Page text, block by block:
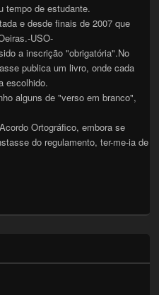
tempo de estudante.
e desde finais de 2007 que
USO-
a inscrição "obrigatória".No
publica um livro, onde cada
escolhido.
alguns de "verso em branco",
Ortográfico, embora se
do regulamento, ter-me-ia de